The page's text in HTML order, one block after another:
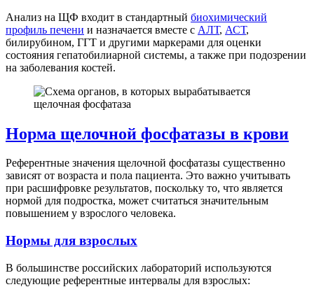
Анализ на ЩФ входит в стандартный биохимический
профиль печени и назначается вместе с АЛТ, АСТ,
билирубином, ГГТ и другими маркерами для оценки
состояния гепатобилиарной системы, а также при подозрении
на заболевания костей.
Норма щелочной фосфатазы в крови
Референтные значения щелочной фосфатазы существенно
зависят от возраста и пола пациента. Это важно учитывать
при расшифровке результатов, поскольку то, что является
нормой для подростка, может считаться значительным
повышением у взрослого человека.
Нормы для взрослых
В большинстве российских лабораторий используются
следующие референтные интервалы для взрослых: